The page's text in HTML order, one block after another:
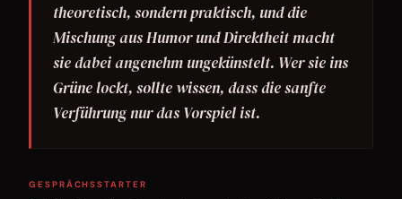
theoretisch, sondern praktisch, und die
Mischung aus Humor und Direktheit macht
sie dabei angenehm ungekünstelt. Wer sie ins
Grüne lockt, sollte wissen, dass die sanfte
Verführung nur das Vorspiel ist.
GESPRÄCHSSTARTER